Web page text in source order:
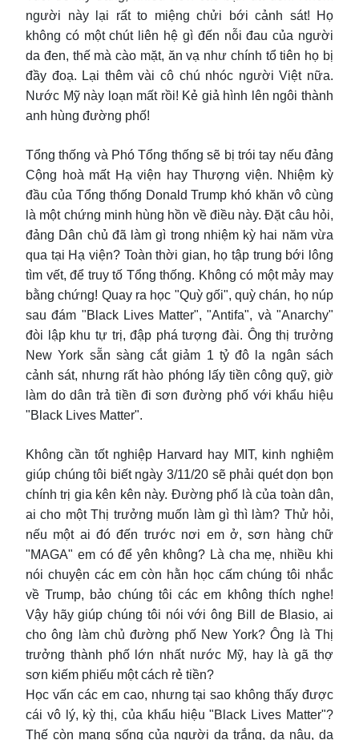
người này lại rất to miệng chửi bới cảnh sát! Họ
không có một chút liên hệ gì đến nỗi đau của người
da đen, thế mà cào mặt, ăn vạ như chính tổ tiên họ bị
đầy đoạ. Lại thêm vài cô chú nhóc người Việt nữa.
Nước Mỹ này loạn mất rồi! Kẻ giả hình lên ngôi thành
anh hùng đường phố!
Tổng thống và Phó Tổng thống sẽ bị trói tay nếu đảng
Cộng hoà mất Hạ viện hay Thượng viện. Nhiệm kỳ
đầu của Tổng thống Donald Trump khó khăn vô cùng
là một chứng minh hùng hồn về điều này. Đặt câu hỏi,
đảng Dân chủ đã làm gì trong nhiệm kỳ hai năm vừa
qua tại Hạ viện? Toàn thời gian, họ tập trung bới lông
tìm vết, để truy tố Tổng thống. Không có một mảy may
bằng chứng! Quay ra học "Quỳ gối", quỳ chán, họ núp
sau đám "Black Lives Matter", "Antifa", và "Anarchy"
đòi lập khu tự trị, đập phá tượng đài. Ông thị trưởng
New York sẵn sàng cắt giảm 1 tỷ đô la ngân sách
cảnh sát, nhưng rất hào phóng lấy tiền công quỹ, giờ
làm do dân trả tiền đi sơn đường phố với khẩu hiệu
"Black Lives Matter".
Không cần tốt nghiệp Harvard hay MIT, kinh nghiệm
giúp chúng tôi biết ngày 3/11/20 sẽ phải quét dọn bọn
chính trị gia kên kên này. Đường phố là của toàn dân,
ai cho một Thị trưởng muốn làm gì thì làm? Thử hỏi,
nếu một ai đó đến trước nơi em ở, sơn hàng chữ
"MAGA" em có để yên không? Là cha mẹ, nhiều khi
nói chuyện các em còn hằn học cấm chúng tôi nhắc
về Trump, bảo chúng tôi các em không thích nghe!
Vậy hãy giúp chúng tôi nói với ông Bill de Blasio, ai
cho ông làm chủ đường phố New York? Ông là Thị
trưởng thành phố lớn nhất nước Mỹ, hay là gã thợ
sơn kiếm phiếu một cách rẻ tiền?
Học vấn các em cao, nhưng tại sao không thấy được
cái vô lý, kỳ thị, của khẩu hiệu "Black Lives Matter"?
Thế còn mạng sống của người da trắng, da nâu, da